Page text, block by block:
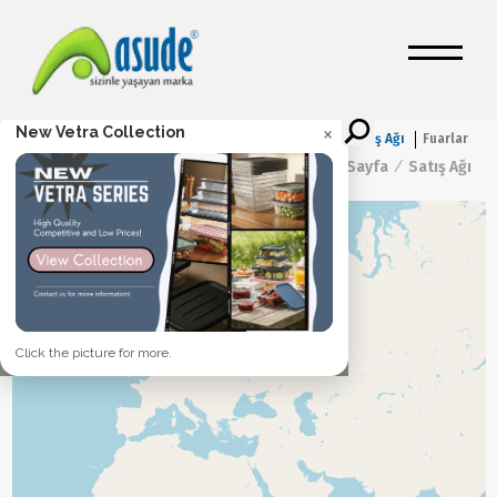
New Vetra Collection ×
Click the picture for more.
Satış Ağı Fuarlar
Ana Sayfa / Satış Ağı
+
−
+
−